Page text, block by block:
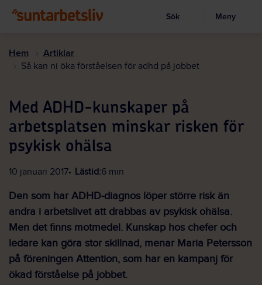
huvudinnehållet
Visa sökruta
Sök Meny
Hem Artiklar
Så kan ni öka förståelsen för adhd på jobbet
Med ADHD-kunskaper på
arbetsplatsen minskar risken för
psykisk ohälsa
10 januari 2017 Lästid:6 min
Den som har ADHD-diagnos löper större risk än
andra i arbetslivet att drabbas av psykisk ohälsa.
Men det finns motmedel. Kunskap hos chefer och
ledare kan göra stor skillnad, menar Maria Petersson
på föreningen Attention, som har en kampanj för
ökad förståelse på jobbet.